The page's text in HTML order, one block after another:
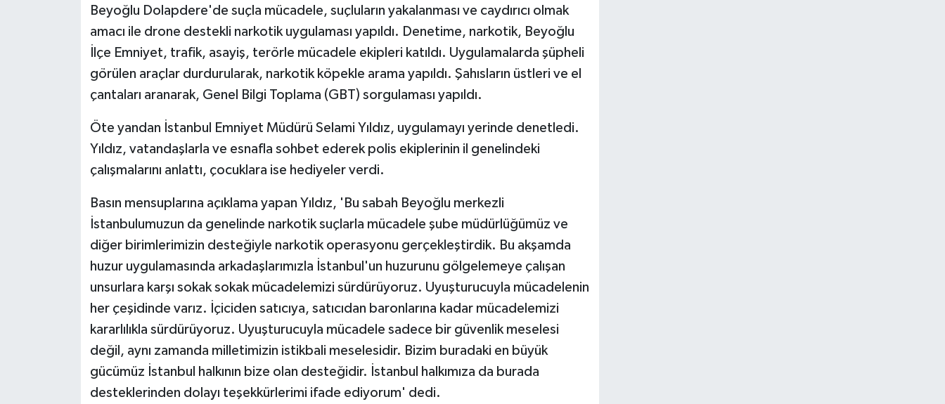
Beyoğlu Dolapdere'de suçla mücadele, suçluların yakalanması ve caydırıcı olmak
amacı ile drone destekli narkotik uygulaması yapıldı. Denetime, narkotik, Beyoğlu
İlçe Emniyet, trafik, asayiş, terörle mücadele ekipleri katıldı. Uygulamalarda şüpheli
görülen araçlar durdurularak, narkotik köpekle arama yapıldı. Şahısların üstleri ve el
çantaları aranarak, Genel Bilgi Toplama (GBT) sorgulaması yapıldı.
Öte yandan İstanbul Emniyet Müdürü Selami Yıldız, uygulamayı yerinde denetledi.
Yıldız, vatandaşlarla ve esnafla sohbet ederek polis ekiplerinin il genelindeki
çalışmalarını anlattı, çocuklara ise hediyeler verdi.
Basın mensuplarına açıklama yapan Yıldız, 'Bu sabah Beyoğlu merkezli
İstanbulumuzun da genelinde narkotik suçlarla mücadele şube müdürlüğümüz ve
diğer birimlerimizin desteğiyle narkotik operasyonu gerçekleştirdik. Bu akşamda
huzur uygulamasında arkadaşlarımızla İstanbul'un huzurunu gölgelemeye çalışan
unsurlara karşı sokak sokak mücadelemizi sürdürüyoruz. Uyuşturucuyla mücadelenin
her çeşidinde varız. İçiciden satıcıya, satıcıdan baronlarına kadar mücadelemizi
kararlılıkla sürdürüyoruz. Uyuşturucuyla mücadele sadece bir güvenlik meselesi
değil, aynı zamanda milletimizin istikbali meselesidir. Bizim buradaki en büyük
gücümüz İstanbul halkının bize olan desteğidir. İstanbul halkımıza da burada
desteklerinden dolayı teşekkürlerimi ifade ediyorum' dedi.
MAGAZİN
POLİTİKA
SPOR HABERLERİ
TEKNOLOJİ
ÜLKE GÜNDEMİ